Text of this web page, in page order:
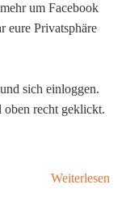
um Facebook
eure Privatsphäre
sich einloggen.
oben recht geklickt.
Weiterlesen